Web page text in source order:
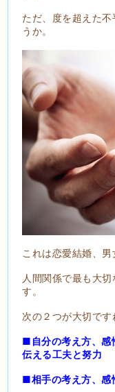
ただ、度を超えた
うか。
これは恋愛結婚、男
人間関係で最も大
す。
次の２つが大切です
■自分の考え方、感
伝える工夫と努力
■相手の考え方、感